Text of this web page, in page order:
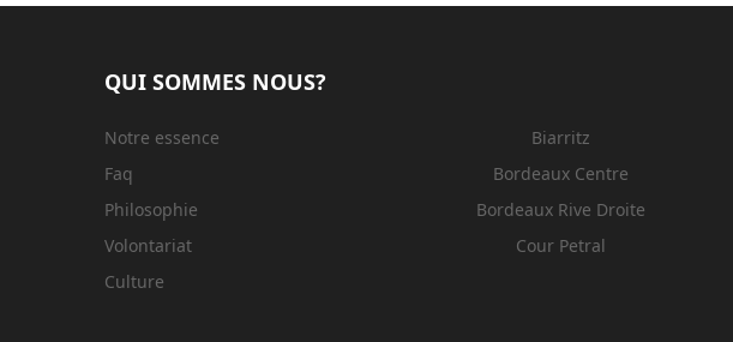
QUI SOMMES NOUS?
Notre essence
Faq
Philosophie
Volontariat
Culture
Biarritz
Bordeaux Centre
Bordeaux Rive Droite
Cour Petral